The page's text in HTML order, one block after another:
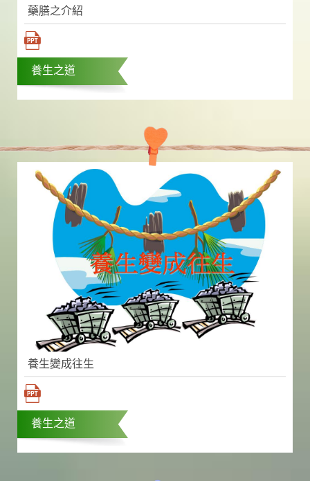
藥膳之介紹
養生之道
養生變成往生
養生之道